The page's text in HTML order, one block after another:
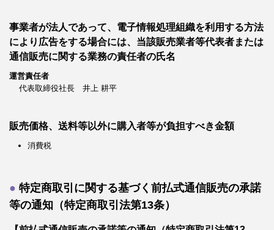
事業者が法人であって、電子情報処理組織を利用する方法
により広告をする場合には、当該販売業者等代表者または
通信販売に関する業務の責任者の氏名
運営責任者
代表取締役社長 井上 耕平
販売価格、送料等以外に購入者等が負担すべき金額
消費税
特定商取引に関する基づく前払式通信販売の承諾
等の通知（特定商取引法第13条）